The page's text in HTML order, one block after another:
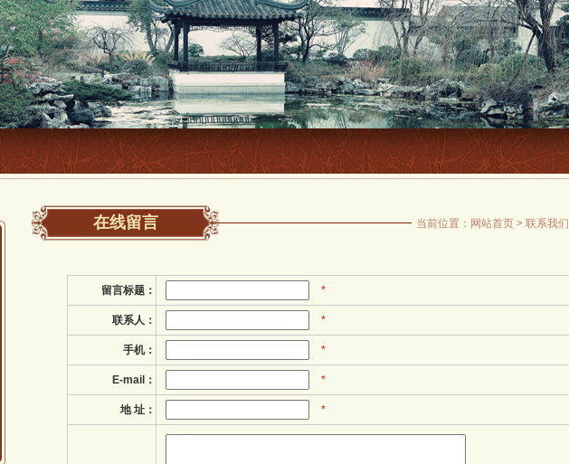
在线留言 当前位置： 网站首页 > 联系我们
留言标题： *
联系人： *
手机： *
E-mail： *
地 址： *